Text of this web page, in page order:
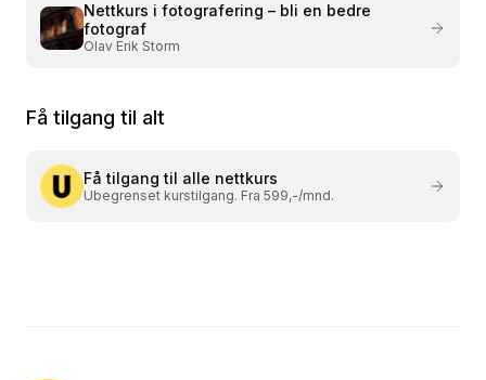
Nettkurs i fotografering – bli en bedre
fotograf
Olav Erik Storm
Få tilgang til alt
Få tilgang til alle nettkurs
Ubegrenset kurstilgang. Fra 599,-/mnd.